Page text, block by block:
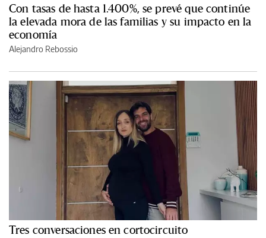
Con tasas de hasta 1.400%, se prevé que continúe
la elevada mora de las familias y su impacto en la
economía
Alejandro Rebossio
Tres conversaciones en cortocircuito